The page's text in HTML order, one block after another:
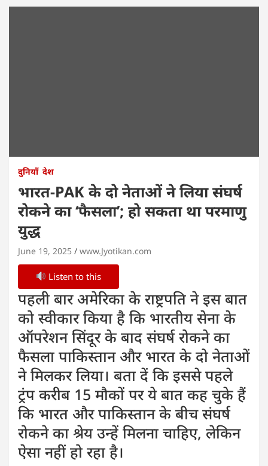
दुनियाँ देश
भारत-PAK के दो नेताओं ने लिया संघर्ष
रोकने का ‘फैसला’; हो सकता था परमाणु
युद्ध
June 19, 2025 www.Jyotikan.com
Listen to this
पहली बार अमेरिका के राष्ट्रपति ने इस बात
को स्वीकार किया है कि भारतीय सेना के
ऑपरेशन सिंदूर के बाद संघर्ष रोकने का
फैसला पाकिस्तान और भारत के दो नेताओं
ने मिलकर लिया। बता दें कि इससे पहले
ट्रंप करीब 15 मौकों पर ये बात कह चुके हैं
कि भारत और पाकिस्तान के बीच संघर्ष
रोकने का श्रेय उन्हें मिलना चाहिए, लेकिन
ऐसा नहीं हो रहा है।